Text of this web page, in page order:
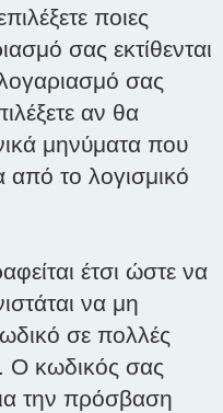
ποιες
σας εκτίθενται
σας
αν θα
μηνύματα που
από το λογισμικό
έτσι ώστε να
να μη
σε πολλές
Ο κωδικός σας
την πρόσβαση